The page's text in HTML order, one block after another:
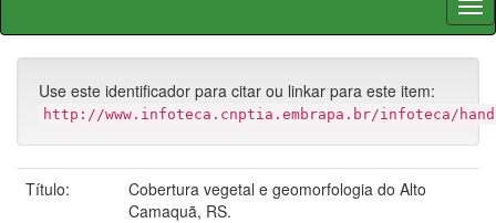
Use este identificador para citar ou linkar para este item:
http://www.infoteca.cnptia.embrapa.br/infoteca/
Título:
Cobertura vegetal e geomorfologia do Alto
Camaquã, RS.